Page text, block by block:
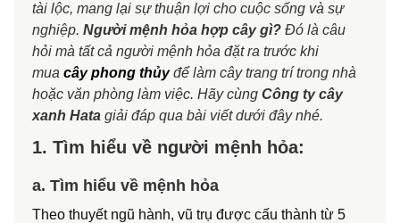
tài lộc, mang lại sự thuận lợi cho cuộc sống và sự
nghiệp. Người mệnh hỏa hợp cây gì? Đó là câu
hỏi mà tất cả người mệnh hỏa đặt ra trước khi
mua cây phong thủyđể làm cây trang trí trong nhà
hoặc văn phòng làm việc. Hãy cùng Công ty cây
xanh Hata giải đáp qua bài viết dưới đây nhé.
1. Tìm hiểu về người mệnh hỏa:
a. Tìm hiểu về mệnh hỏa
Theo thuyết ngũ hành, vũ trụ được cấu thành từ 5